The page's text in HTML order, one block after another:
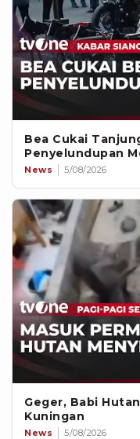
Bea Cukai
Penyelundupan
News 5/08/2026
Geger, Babi
Kuningan
News 5/08/2026